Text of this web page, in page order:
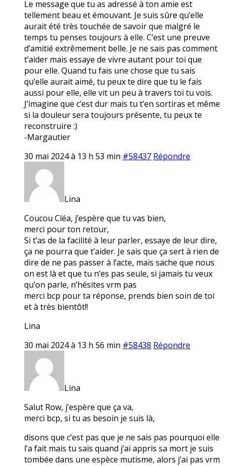
Le message que tu as adressé à ton amie est
tellement beau et émouvant. Je suis sûre qu’elle
aurait été très touchée de savoir que malgré le
temps tu penses toujours à elle. C’est une preuve
d’amitié extrêmement belle. Je ne sais pas comment
t’aider mais essaye de vivre autant pour toi que
pour elle. Quand tu fais une chose que tu sais
qu’elle aurait aimé, tu peux te dire que tu le fais
aussi pour elle, elle vit un peu à travers toi tu vois.
J’imagine que c’est dur mais tu t’en sortiras et même
si la douleur sera toujours présente, tu peux te
reconstruire :)
-Margautier
30 mai 2024 à 13 h 53 min #58437 Répondre
Lina
Coucou Cléa, j’espère que tu vas bien,
merci pour ton retour,
Si t’as de la facilité à leur parler, essaye de leur dire,
ça ne pourra que t’aider. Je sais que ça sert à rien de
dire de ne pas passer à l’acte, mais sache que nous
on est là et que tu n’es pas seule, si jamais tu veux
qu’on parle, n’hésites vrm pas
merci bcp pour ta réponse, prends bien soin de toi
et à très bientôt!!
Lina
30 mai 2024 à 13 h 56 min #58438 Répondre
Lina
Salut Row, j’espère que ça va,
merci bcp, si tu as besoin je suis là,
disons que c’est pas que je ne sais pas pourquoi elle
l’a fait mais tu sais quand j’ai appris sa mort je suis
tombée dans une espèce mutisme, alors j’ai pas vrm